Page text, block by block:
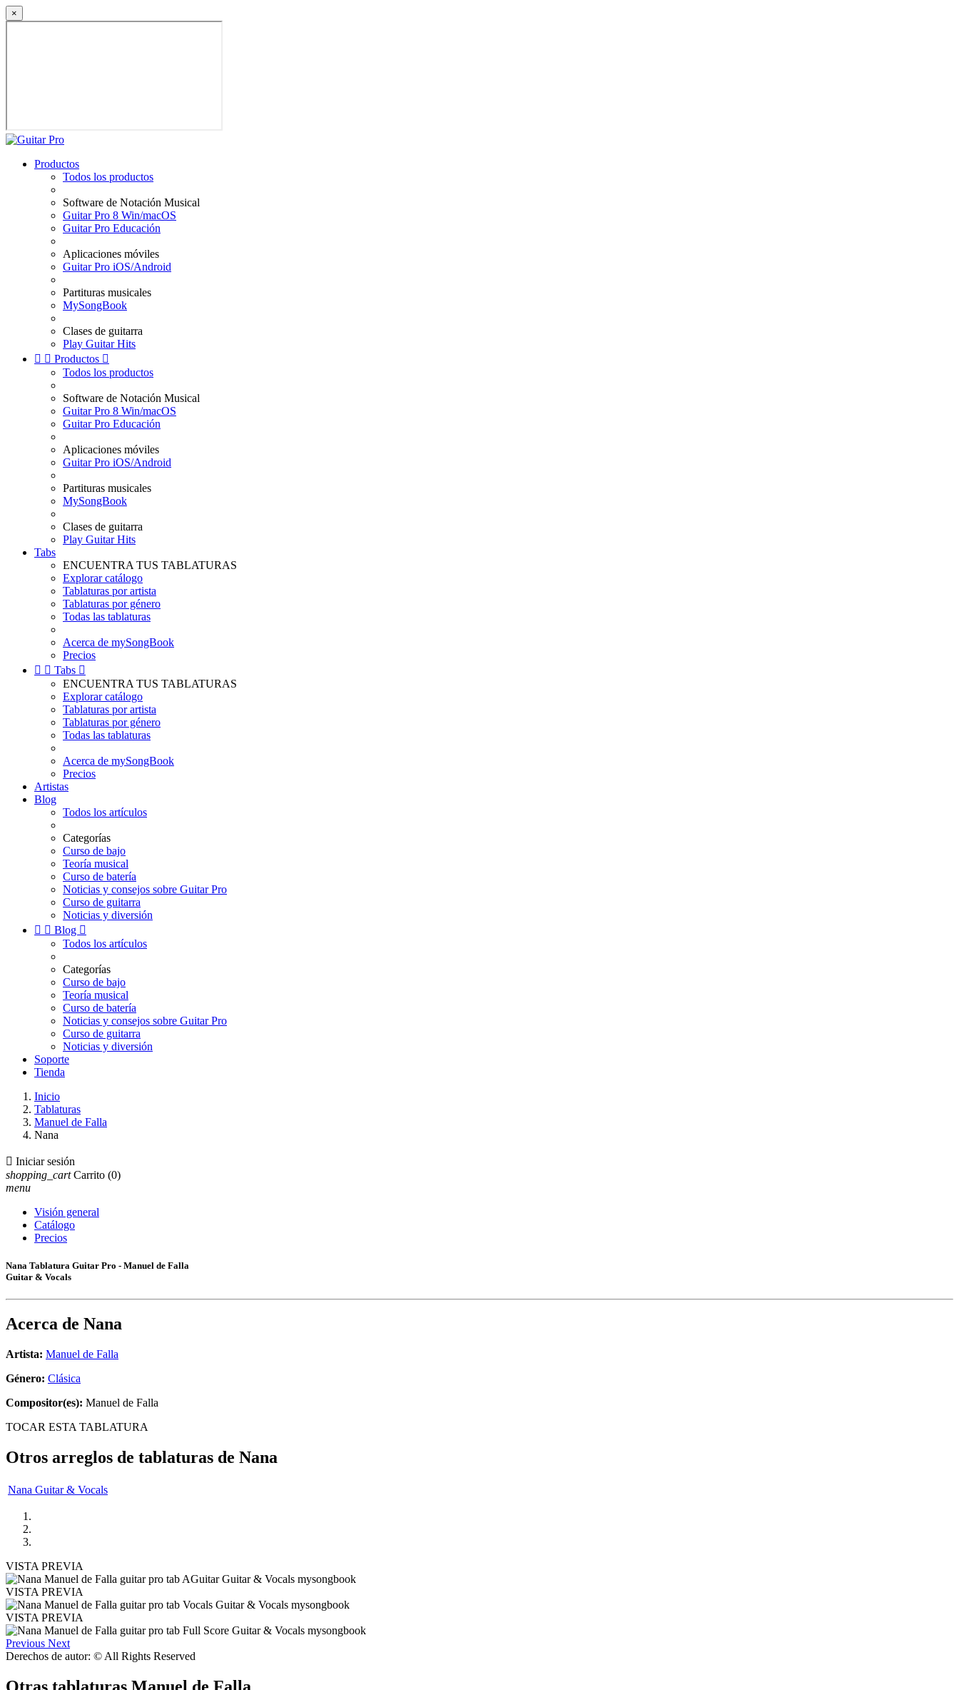
×
Productos
Todos los productos
Software de Notación Musical
Guitar Pro 8 Win/macOS
Guitar Pro Educación
Aplicaciones móviles
Guitar Pro iOS/Android
Partituras musicales
MySongBook
Clases de guitarra
Play Guitar Hits
  Productos 
Todos los productos
Software de Notación Musical
Guitar Pro 8 Win/macOS
Guitar Pro Educación
Aplicaciones móviles
Guitar Pro iOS/Android
Partituras musicales
MySongBook
Clases de guitarra
Play Guitar Hits
Tabs
ENCUENTRA TUS TABLATURAS
Explorar catálogo
Tablaturas por artista
Tablaturas por género
Todas las tablaturas
Acerca de mySongBook
Precios
  Tabs 
ENCUENTRA TUS TABLATURAS
Explorar catálogo
Tablaturas por artista
Tablaturas por género
Todas las tablaturas
Acerca de mySongBook
Precios
Artistas
Blog
Todos los artículos
Categorías
Curso de bajo
Teoría musical
Curso de batería
Noticias y consejos sobre Guitar Pro
Curso de guitarra
Noticias y diversión
  Blog 
Todos los artículos
Categorías
Curso de bajo
Teoría musical
Curso de batería
Noticias y consejos sobre Guitar Pro
Curso de guitarra
Noticias y diversión
Soporte
Tienda
Inicio
Tablaturas
Manuel de Falla
Nana
 Iniciar sesión
shopping_cart Carrito (0)
menu
Visión general
Catálogo
Precios
Nana Tablatura Guitar Pro - Manuel de Falla
Guitar & Vocals
Acerca de Nana
Artista: Manuel de Falla
Género: Clásica
Compositor(es): Manuel de Falla
TOCAR ESTA TABLATURA
Otros arreglos de tablaturas de Nana
Nana Guitar & Vocals
VISTA PREVIA
VISTA PREVIA
VISTA PREVIA
Previous Next
Derechos de autor: © All Rights Reserved